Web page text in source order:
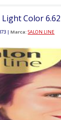
Color
| Marca: SALON LINE